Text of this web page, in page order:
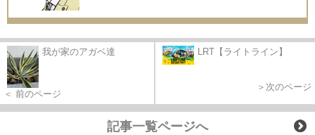
我が家のアガベ達
＜ 前のページ
LRT【ライトライン】
＞次のページ
記事一覧ページへ